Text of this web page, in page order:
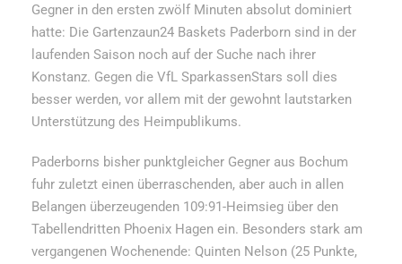
Gegner in den ersten zwölf Minuten absolut dominiert
hatte: Die Gartenzaun24 Baskets Paderborn sind in der
laufenden Saison noch auf der Suche nach ihrer
Konstanz. Gegen die VfL SparkassenStars soll dies
besser werden, vor allem mit der gewohnt lautstarken
Unterstützung des Heimpublikums.
Paderborns bisher punktgleicher Gegner aus Bochum
fuhr zuletzt einen überraschenden, aber auch in allen
Belangen überzeugenden 109:91-Heimsieg über den
Tabellendritten Phoenix Hagen ein. Besonders stark am
vergangenen Wochenende: Quinten Nelson (25 Punkte,